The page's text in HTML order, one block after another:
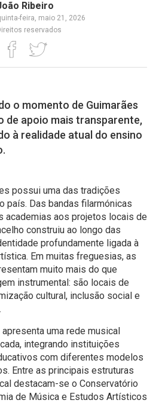
Ribeiro
feira, maio 21, 2026
reservados
o momento de Guimarães
de apoio mais transparente,
à realidade atual do ensino
possui uma das tradições
país. Das bandas filarmónicas
academias aos projetos locais de
construiu ao longo das
profundamente ligada à
Em muitas freguesias, as
muito mais do que
instrumental: são locais de
cultural, inclusão social e
uma rede musical
integrando instituições
com diferentes modelos
Entre as principais estruturas
destacam-se o Conservatório
de Música e Estudos Artísticos